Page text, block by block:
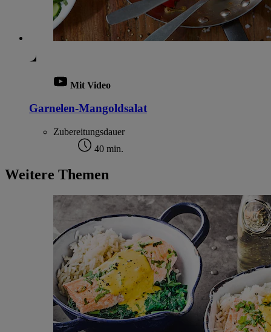
Mit Video
Garnelen-Mangoldsalat
Zubereitungsdauer
40 min.
Weitere Themen